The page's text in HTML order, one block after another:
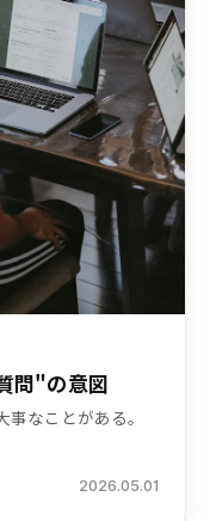
問"の意図
なことがある。
2026.05.01